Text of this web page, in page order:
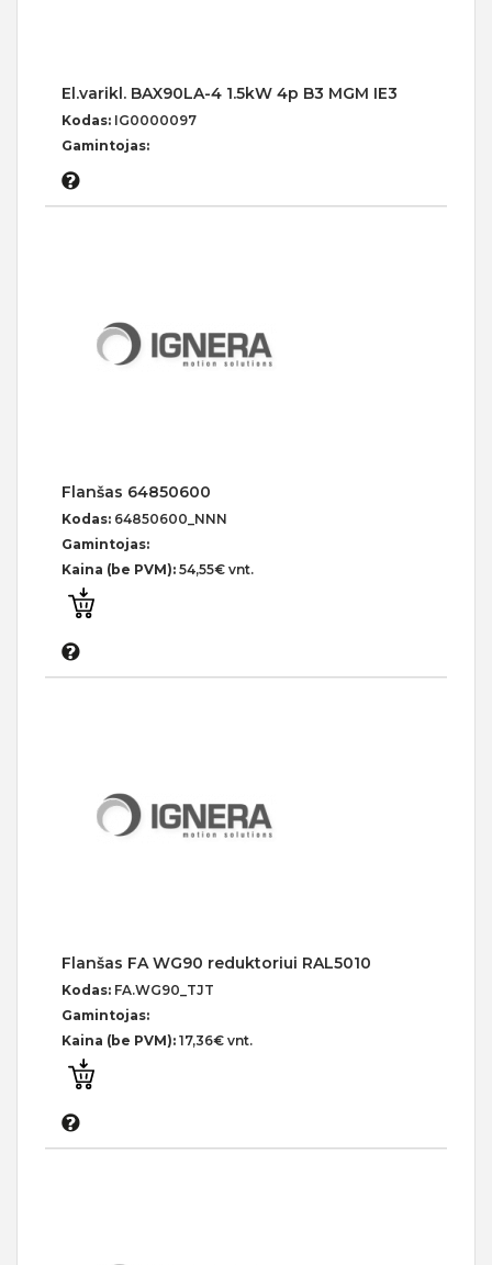
El.varikl. BAX90LA-4 1.5kW 4p B3 MGM IE3
Kodas: IG0000097
Gamintojas:
Flanšas 64850600
Kodas: 64850600_NNN
Gamintojas:
Kaina (be PVM): 54,55€ vnt.
Flanšas FA WG90 reduktoriui RAL5010
Kodas: FA.WG90_TJT
Gamintojas:
Kaina (be PVM): 17,36€ vnt.